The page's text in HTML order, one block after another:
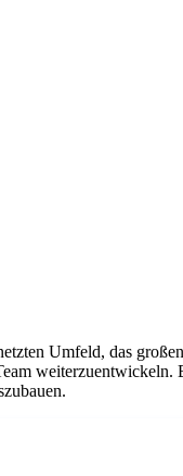
Umfeld, das
weiterzuentwickeln.